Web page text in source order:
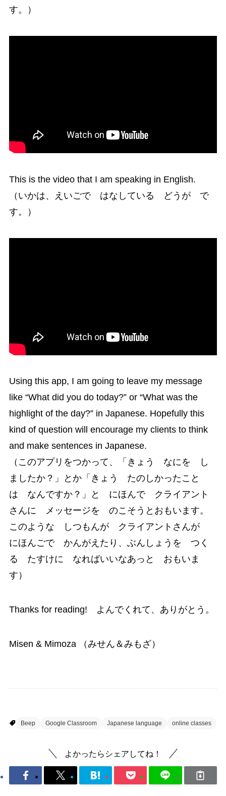
す。）
This is the video that I am speaking in English.
（いかは、えいごで はなしている どうが で
す。）
Using this app, I am going to leave my message
like “What did you do today?” or “What was the
highlight of the day?” in Japanese. Hopefully this
kind of question will encourage my clients to think
and make sentences in Japanese.
（このアプリをつかって、「きょう なにを し
ましたか？」とか「きょう たのしかったこと
は なんですか？」と にほんで クライアント
さんに メッセージを のこそうとおもいます。
このような しつもんが クライアントさんが
にほんごで かんがえたり、ぶんしょうを つく
る たすけに なればいいなあっと おもいま
す）
Thanks for reading! よんでくれて、ありがとう。
Misen & Mimoza （みせん＆みもざ）
Beep
Google Classroom Japanese language online classes
よかったらシェアしてね！